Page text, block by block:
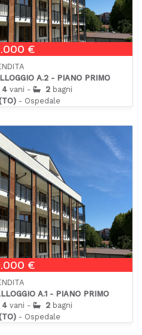
€
A.2 - PIANO PRIMO
4 vani - 2 bagni
- Ospedale
€
A.1 - PIANO PRIMO
4 vani - 2 bagni
- Ospedale